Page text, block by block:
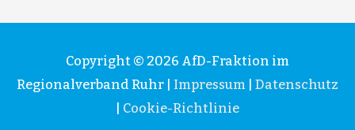
Copyright © 2026 AfD-Fraktion im
Regionalverband Ruhr
Impressum
Datenschutz
Cookie-Richtlinie